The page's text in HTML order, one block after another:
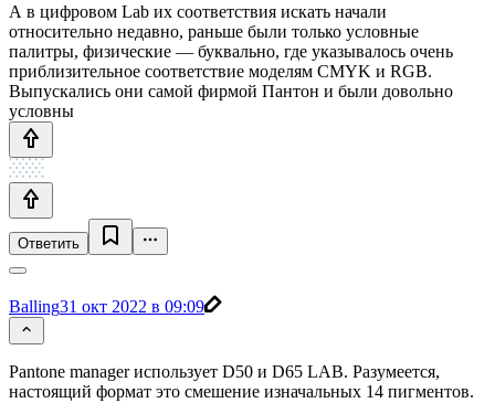
А в цифровом Lab их соответствия искать начали
относительно недавно, раньше были только условные
палитры, физические — буквально, где указывалось очень
приблизительное соответствие моделям CMYK и RGB.
Выпускались они самой фирмой Пантон и были довольно
условны
Ответить
Balling31 окт 2022 в 09:09
Pantone manager использует D50 и D65 LAB. Разумеется,
настоящий формат это смешение изначальных 14 пигментов.